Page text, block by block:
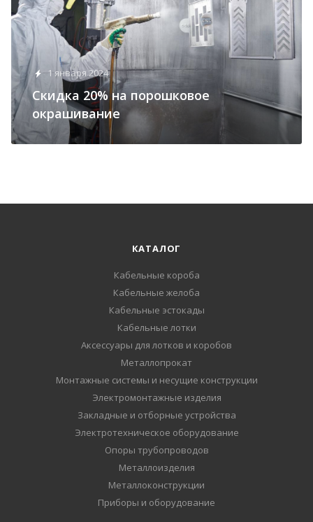
1 января 2024
Скидка 20% на порошковое
окрашивание
КАТАЛОГ
Кабельные короба
Кабельные желоба
Кабельные эстокады
Кабельные лотки
Аксессуары для лотков и коробов
Металлопрокат
Монтажные системы и несущие конструкции
Электромонтажные изделия
Закладные и отборные устройства
Электротехническое оборудование
Опоры трубопроводов
Металлоизделия
Металлоконструкции
Приборы и оборудование